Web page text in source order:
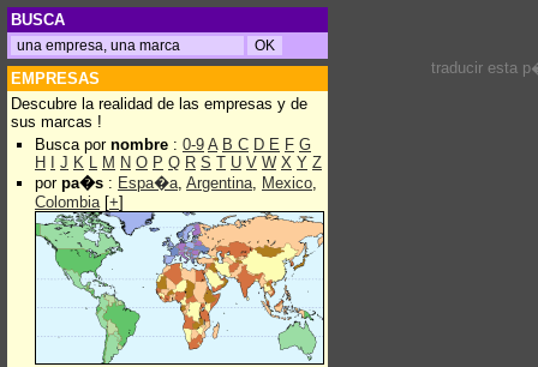
BUSCA
EMPRESAS
Descubre la realidad de las empresas y de
sus marcas !
Busca por nombre : 0-9 A B C D E F G
H
J K L M N O P Q R S T U V W X Y Z
por pa�s : Espa�a, Argentina, Mexico,
Colombia[+]
traducir esta